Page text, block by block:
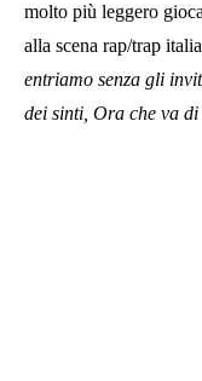
molto più leggero
alla scena rap/trap
entriamo senza gli
dei sinti, Ora che va